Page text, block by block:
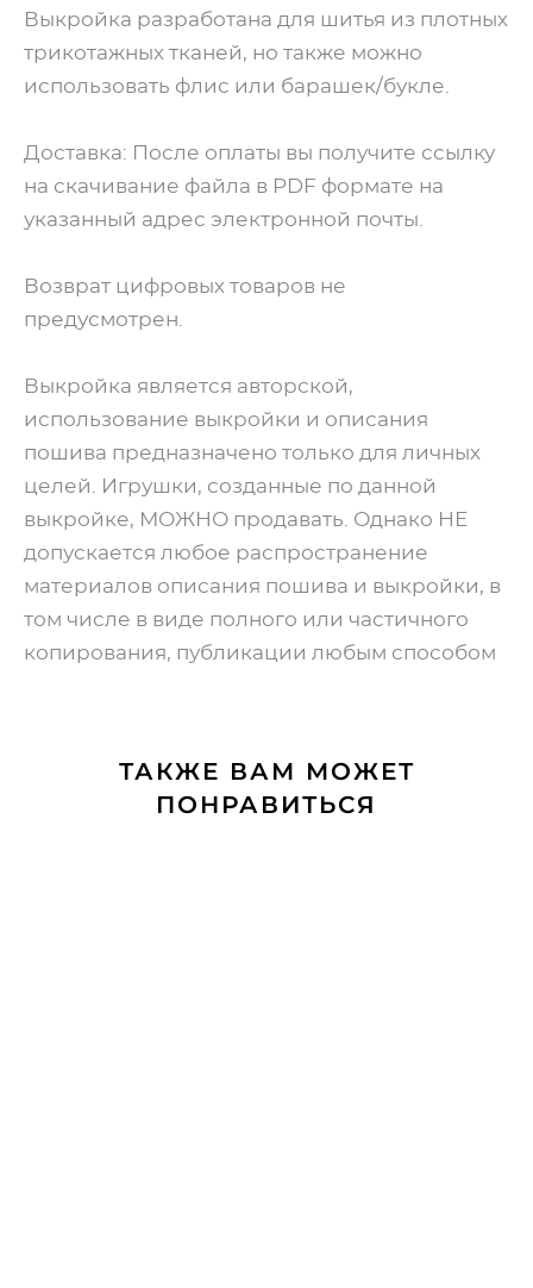
Выкройка разработана для шитья из плотных
трикотажных тканей, но также можно
использовать флис или барашек/букле.
Доставка: После оплаты вы получите ссылку
на скачивание файла в PDF формате на
указанный адрес электронной почты.
Возврат цифровых товаров не
предусмотрен.
Выкройка является авторской,
использование выкройки и описания
пошива предназначено только для личных
целей. Игрушки, созданные по данной
выкройке, МОЖНО продавать. Однако НЕ
допускается любое распространение
материалов описания пошива и выкройки, в
том числе в виде полного или частичного
копирования, публикации любым способом
ТАКЖЕ ВАМ МОЖЕТ
ПОНРАВИТЬСЯ